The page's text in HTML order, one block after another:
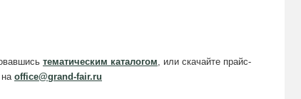
тематическим каталогом, или скачайте прайс-
наoffice@grand-fair.ru